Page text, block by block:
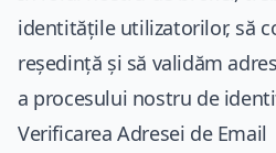
identitățile utilizatorilor, să
reședință și să validăm
a procesului nostru de
Verificarea Adresei de Email